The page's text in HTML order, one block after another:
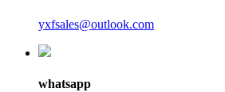
yxfsales@outlook.com
whatsapp